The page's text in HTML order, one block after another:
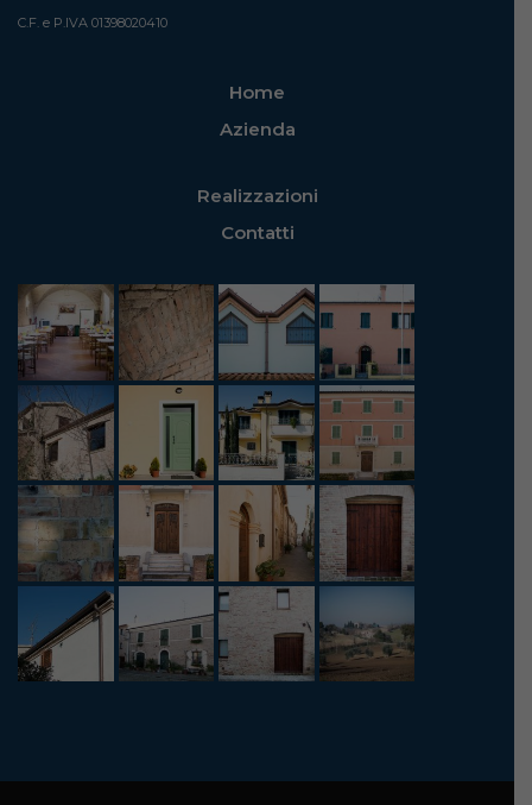
C.F. e P.IVA 01398020410
Home
Azienda
Realizzazioni
Contatti